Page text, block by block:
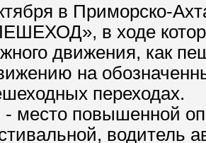
в Приморско-
в ходе
движения, как
на
переходах.
- место повышенной
водитель